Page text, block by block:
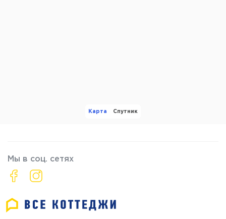
Карта Спутник
Мы в соц. сетях